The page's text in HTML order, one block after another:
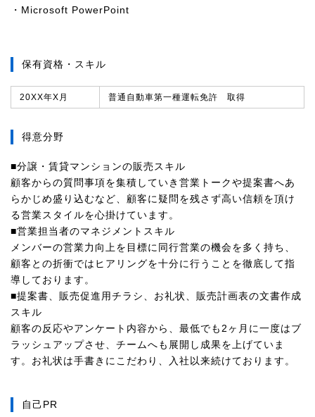
・Microsoft PowerPoint
保有資格・スキル
20XX年X月 普通自動車第一種運転免許 取得
得意分野
■分譲・賃貸マンションの販売スキル
顧客からの質問事項を集積していき営業トークや提案書へあ
らかじめ盛り込むなど、顧客に疑問を残さず高い信頼を頂け
る営業スタイルを心掛けています。
■営業担当者のマネジメントスキル
メンバーの営業力向上を目標に同行営業の機会を多く持ち、
顧客との折衝ではヒアリングを十分に行うことを徹底して指
導しております。
■提案書、販売促進用チラシ、お礼状、販売計画表の文書作成
スキル
顧客の反応やアンケート内容から、最低でも2ヶ月に一度はブ
ラッシュアップさせ、チームへも展開し成果を上げていま
す。お礼状は手書きにこだわり、入社以来続けております。
自己PR